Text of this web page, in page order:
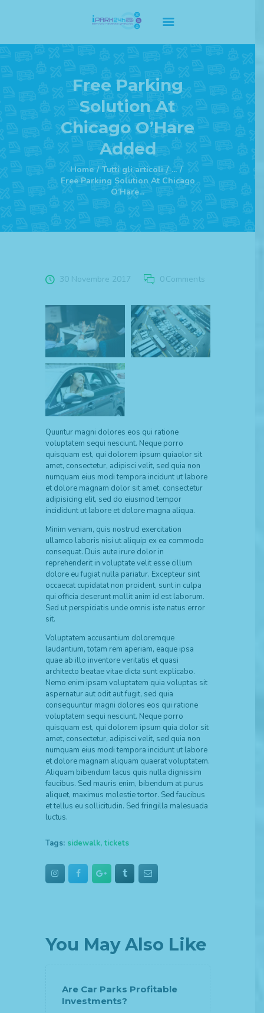
Free Parking
Solution At
Chicago O’Hare
Added
Home Tutti gli articoli
...
Free Parking Solution At Chicago
O’Hare...
Home Principale
Servizi
Listino Prezzi
Abbonamenti
F.A.Q
Contatti
Privacy Policy
Cookie Policy
Regolamento Termini e
Condizioni
30 Novembre 2017 0Comments
Quuntur magni dolores eos qui ratione
voluptatem sequi nesciunt. Neque porro
quisquam est, qui dolorem ipsum quiaolor sit
amet, consectetur, adipisci velit, sed quia non
numquam eius modi tempora incidunt ut labore
et dolore magnam dolor sit amet, consectetur
adipisicing elit, sed do eiusmod tempor
incididunt ut labore et dolore magna aliqua.
Minim veniam, quis nostrud exercitation
ullamco laboris nisi ut aliquip ex ea commodo
consequat. Duis aute irure dolor in
reprehenderit in voluptate velit esse cillum
dolore eu fugiat nulla pariatur. Excepteur sint
occaecat cupidatat non proident, sunt in culpa
qui officia deserunt mollit anim id est laborum.
Sed ut perspiciatis unde omnis iste natus error
sit.
Voluptatem accusantium doloremque
laudantium, totam rem aperiam, eaque ipsa
quae ab illo inventore veritatis et quasi
architecto beatae vitae dicta sunt explicabo.
Nemo enim ipsam voluptatem quia voluptas sit
aspernatur aut odit aut fugit, sed quia
consequuntur magni dolores eos qui ratione
voluptatem sequi nesciunt. Neque porro
quisquam est, qui dolorem ipsum quia dolor sit
amet, consectetur, adipisci velit, sed quia non
numquam eius modi tempora incidunt ut labore
et dolore magnam aliquam quaerat voluptatem.
Aliquam bibendum lacus quis nulla dignissim
faucibus. Sed mauris enim, bibendum at purus
aliquet, maximus molestie tortor. Sed faucibus
et tellus eu sollicitudin. Sed fringilla malesuada
luctus.
Tags: sidewalk, tickets
You May Also Like
Are Car Parks Profitable
Investments?